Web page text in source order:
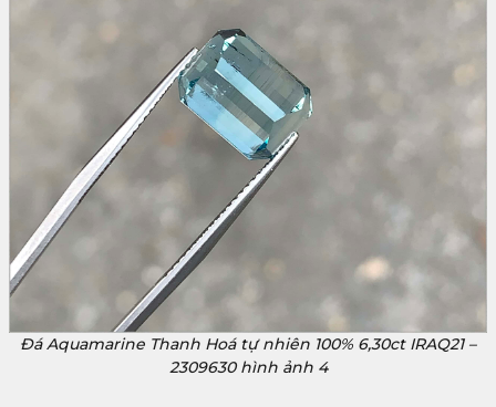
Đá Aquamarine Thanh Hoá tự nhiên 100% 6,30ct IRAQ21 –
2309630 hình ảnh 4